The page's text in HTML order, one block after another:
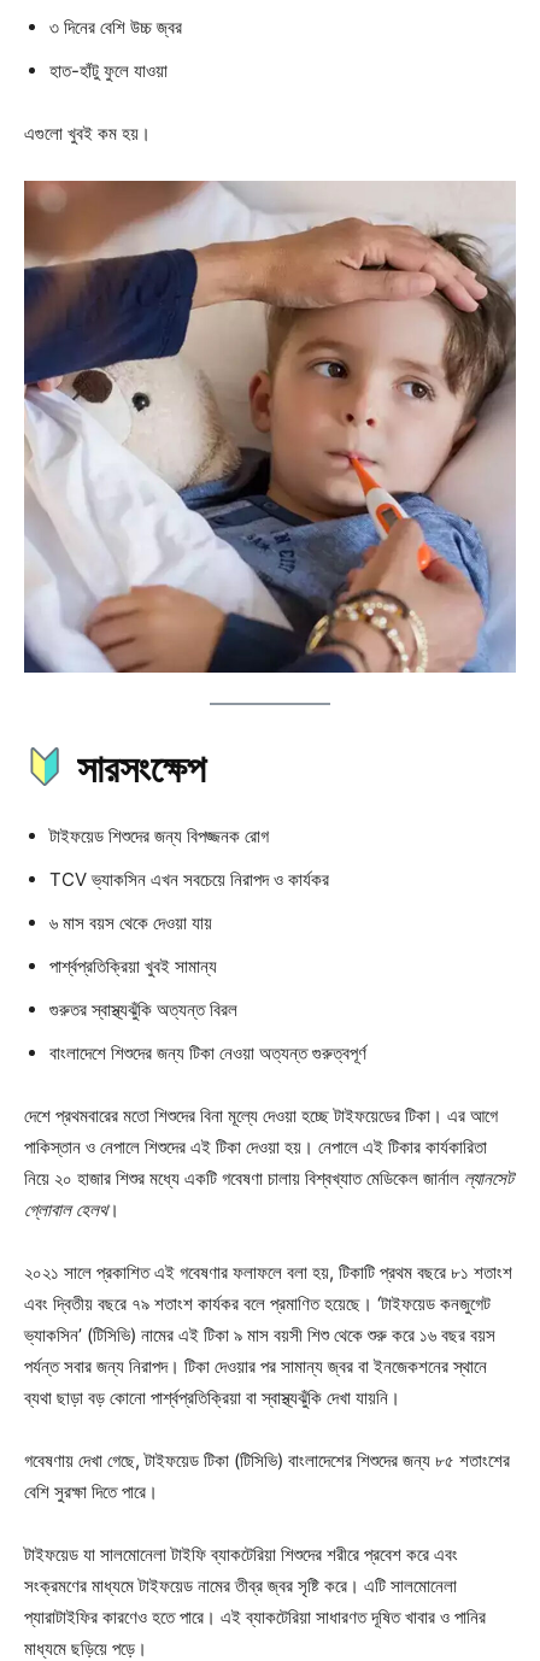
৩ দিনের বেশি উচ্চ জ্বর
হাত-হাঁটু ফুলে যাওয়া
এগুলো খুবই কম হয়।
সারসংক্ষেপ
টাইফয়েড শিশুদের জন্য বিপজ্জনক রোগ
TCV ভ্যাকসিন এখন সবচেয়ে নিরাপদ ও কার্যকর
৬ মাস বয়স থেকে দেওয়া যায়
পার্শ্বপ্রতিক্রিয়া খুবই সামান্য
গুরুতর স্বাস্থ্যঝুঁকি অত্যন্ত বিরল
বাংলাদেশে শিশুদের জন্য টিকা নেওয়া অত্যন্ত গুরুত্বপূর্ণ
দেশে প্রথমবারের মতো শিশুদের বিনা মূল্যে দেওয়া হচ্ছে টাইফয়েডের টিকা। এর আগে
পাকিস্তান ও নেপালে শিশুদের এই টিকা দেওয়া হয়। নেপালে এই টিকার কার্যকারিতা
নিয়ে ২০ হাজার শিশুর মধ্যে একটি গবেষণা চালায় বিশ্বখ্যাত মেডিকেল জার্নাল ল্যানসেট
গ্লোবাল হেলথ।
২০২১ সালে প্রকাশিত এই গবেষণার ফলাফলে বলা হয়, টিকাটি প্রথম বছরে ৮১ শতাংশ
এবং দ্বিতীয় বছরে ৭৯ শতাংশ কার্যকর বলে প্রমাণিত হয়েছে। ‘টাইফয়েড কনজুগেট
ভ্যাকসিন’ (টিসিভি) নামের এই টিকা ৯ মাস বয়সী শিশু থেকে শুরু করে ১৬ বছর বয়স
পর্যন্ত সবার জন্য নিরাপদ। টিকা দেওয়ার পর সামান্য জ্বর বা ইনজেকশনের স্থানে
ব্যথা ছাড়া বড় কোনো পার্শ্বপ্রতিক্রিয়া বা স্বাস্থ্যঝুঁকি দেখা যায়নি।
গবেষণায় দেখা গেছে, টাইফয়েড টিকা (টিসিভি) বাংলাদেশের শিশুদের জন্য ৮৫ শতাংশের
বেশি সুরক্ষা দিতে পারে।
টাইফয়েড যা সালমোনেলা টাইফি ব্যাকটেরিয়া শিশুদের শরীরে প্রবেশ করে এবং
সংক্রমণের মাধ্যমে টাইফয়েড নামের তীব্র জ্বর সৃষ্টি করে। এটি সালমোনেলা
প্যারাটাইফির কারণেও হতে পারে। এই ব্যাকটেরিয়া সাধারণত দূষিত খাবার ও পানির
মাধ্যমে ছড়িয়ে পড়ে।